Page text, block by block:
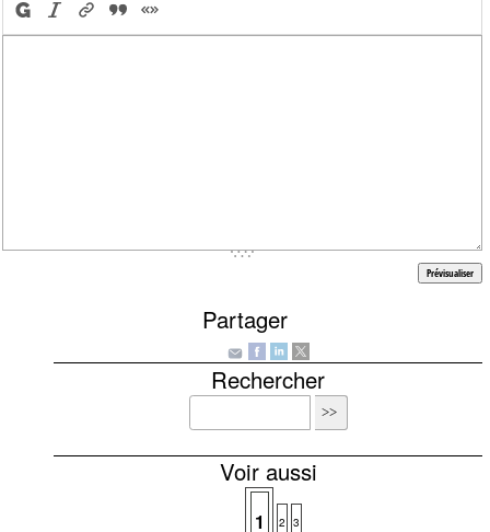
Partager
Rechercher
Voir aussi
1 2 3